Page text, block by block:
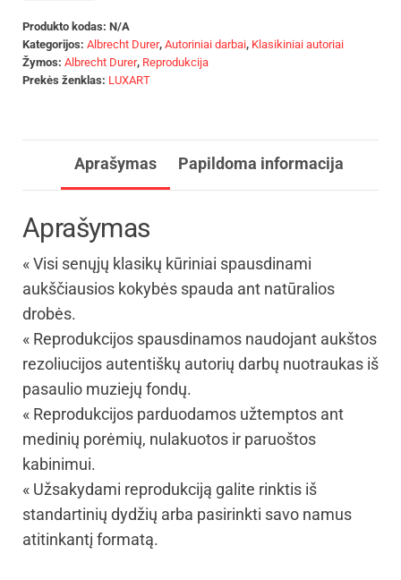
Produkto kodas: N/A
Kategorijos: Albrecht Durer, Autoriniai darbai, Klasikiniai autoriai
Žymos: Albrecht Durer, Reprodukcija
Prekės ženklas: LUXART
Aprašymas Papildoma informacija
Aprašymas
« Visi senųjų klasikų kūriniai spausdinami
aukščiausios kokybės spauda ant natūralios
drobės.
« Reprodukcijos spausdinamos naudojant aukštos
rezoliucijos autentiškų autorių darbų nuotraukas iš
pasaulio muziejų fondų.
« Reprodukcijos parduodamos užtemptos ant
medinių porėmių, nulakuotos ir paruoštos
kabinimui.
« Užsakydami reprodukciją galite rinktis iš
standartinių dydžių arba pasirinkti savo namus
atitinkantį formatą.